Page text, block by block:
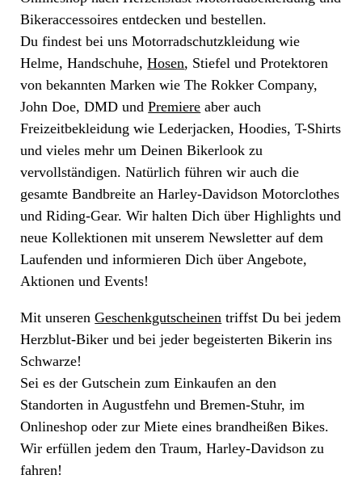
Bikeraccessoires entdecken und bestellen.
Du findest bei uns Motorradschutzkleidung wie
Helme, Handschuhe,Hosen, Stiefel und Protektoren
von bekannten Marken wie The Rokker Company,
John Doe, DMD undPremiere aber auch
Freizeitbekleidung wie Lederjacken, Hoodies, T-Shirts
und vieles mehr um Deinen Bikerlook zu
vervollständigen. Natürlich führen wir auch die
gesamte Bandbreite an Harley-Davidson Motorclothes
und Riding-Gear. Wir halten Dich über Highlights und
neue Kollektionen mit unserem Newsletter auf dem
Laufenden und informieren Dich über Angebote,
Aktionen und Events!
Mit unserenGeschenkgutscheinen triffst Du bei jedem
Herzblut-Biker und bei jeder begeisterten Bikerin ins
Schwarze!
Sei es der Gutschein zum Einkaufen an den
Standorten in Augustfehn und Bremen-Stuhr, im
Onlineshop oder zur Miete eines brandheißen Bikes.
Wir erfüllen jedem den Traum, Harley-Davidson zu
fahren!